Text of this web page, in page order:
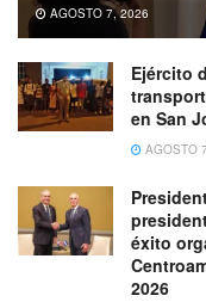
AGOSTO 7, 2026
Ejército
en San
AGOSTO
éxito
2026